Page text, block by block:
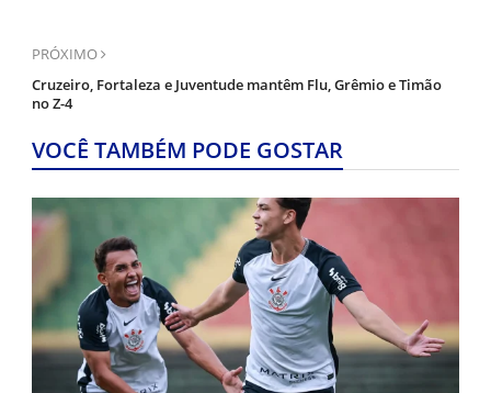
PRÓXIMO
Cruzeiro, Fortaleza e Juventude mantêm Flu, Grêmio e Timão
no Z-4
VOCÊ TAMBÉM PODE GOSTAR